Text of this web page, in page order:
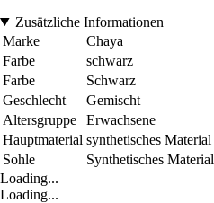
Zusätzliche Informationen
Marke
Chaya
Farbe
schwarz
Farbe
Schwarz
Geschlecht
Gemischt
Altersgruppe
Erwachsene
Hauptmaterial synthetisches Material
Sohle
Synthetisches Material
Loading...
Loading...